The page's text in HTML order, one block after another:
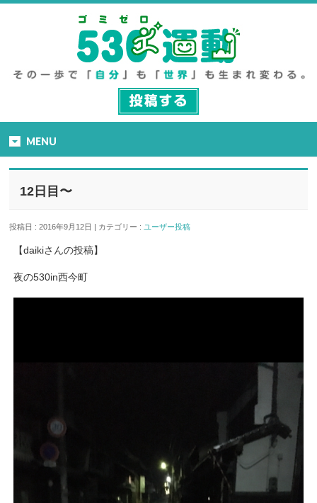
MENU
12日目〜
投稿日 : 2016年9月12日 | カテゴリー :ユーザー投稿
【daikiさんの投稿】
夜の530in西今町